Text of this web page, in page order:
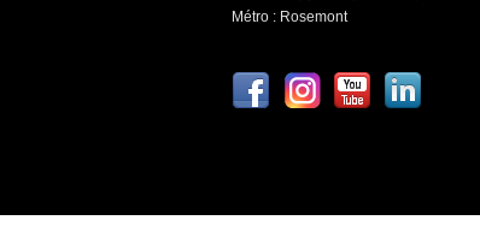
Métro : Rosemont